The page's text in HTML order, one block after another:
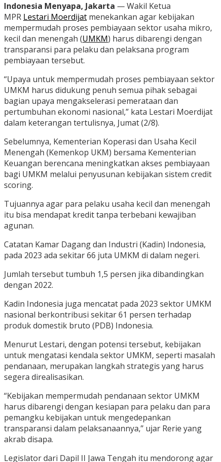
Indonesia Menyapa, Jakarta — Wakil Ketua
MPR Lestari Moerdijat menekankan agar kebijakan
mempermudah proses pembiayaan sektor usaha mikro,
kecil dan menengah (UMKM) harus dibarengi dengan
transparansi para pelaku dan pelaksana program
pembiayaan tersebut.
“Upaya untuk mempermudah proses pembiayaan sektor
UMKM harus didukung penuh semua pihak sebagai
bagian upaya mengakselerasi pemerataan dan
pertumbuhan ekonomi nasional,” kata Lestari Moerdijat
dalam keterangan tertulisnya, Jumat (2/8).
Sebelumnya, Kementerian Koperasi dan Usaha Kecil
Menengah (Kemenkop UKM) bersama Kementerian
Keuangan berencana meningkatkan akses pembiayaan
bagi UMKM melalui penyusunan kebijakan sistem credit
scoring.
Tujuannya agar para pelaku usaha kecil dan menengah
itu bisa mendapat kredit tanpa terbebani kewajiban
agunan.
Catatan Kamar Dagang dan Industri (Kadin) Indonesia,
pada 2023 ada sekitar 66 juta UMKM di dalam negeri.
Jumlah tersebut tumbuh 1,5 persen jika dibandingkan
dengan 2022.
Kadin Indonesia juga mencatat pada 2023 sektor UMKM
nasional berkontribusi sekitar 61 persen terhadap
produk domestik bruto (PDB) Indonesia.
Menurut Lestari, dengan potensi tersebut, kebijakan
untuk mengatasi kendala sektor UMKM, seperti masalah
pendanaan, merupakan langkah strategis yang harus
segera direalisasikan.
“Kebijakan mempermudah pendanaan sektor UMKM
harus dibarengi dengan kesiapan para pelaku dan para
pemangku kebijakan untuk mengedepankan
transparansi dalam pelaksanaannya,” ujar Rerie yang
akrab disapa.
Legislator dari Dapil II Jawa Tengah itu mendorong agar